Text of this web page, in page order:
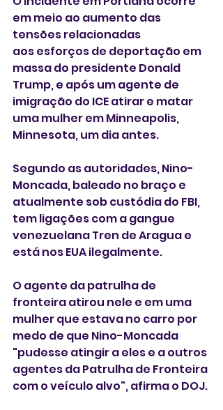
em meio ao aumento das
tensões relacionadas
aos esforços de deportação em
massa do presidente Donald
Trump, e após um agente de
imigração do ICE atirar e matar
uma ‌mulher em Minneapolis,
Minnesota, um dia antes.
Segundo as ‌autoridades, Nino-
Moncada, baleado no braço e
atualmente sob custódia do FBI,
tem ligações com a gangue
venezuelana Tren de Aragua e
está nos EUA ilegalmente.
O agente da patrulha de
fronteira atirou nele e em uma
mulher que estava no carro por
medo de que Nino-Moncada
"pudesse atingir a eles e a outros
agentes da Patrulha de Fronteira
com o veículo alvo", afirma o DOJ.